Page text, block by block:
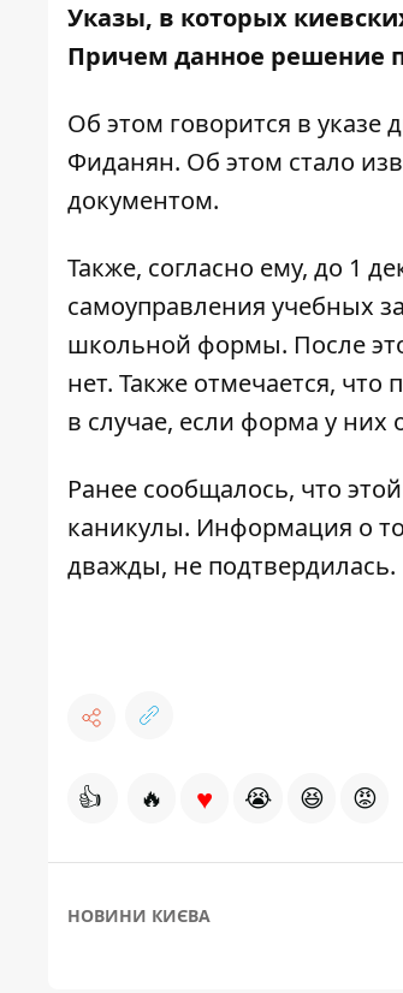
Указы, в которых
Причем данное решение
Об этом говорится в указе
Фиданян. Об этом стало
документом.
Также, согласно ему, до 1
самоуправления учебных
школьной формы. После
нет. Также отмечается,
в случае, если форма у них
Ранее сообщалось, что
каникулы. Информация о
дважды, не подтвердилась.
👍 🔥 ♥ 😭 😆 😡
НОВИНИ КИЄВА